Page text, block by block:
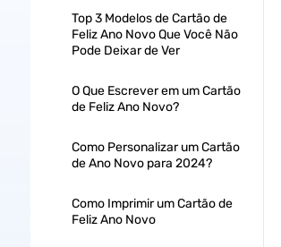
Top 3 Modelos de Cartão de
Feliz Ano Novo Que Você Não
Pode Deixar de Ver
O Que Escrever em um Cartão
de Feliz Ano Novo?
Como Personalizar um Cartão
de Ano Novo para 2024?
Como Imprimir um Cartão de
Feliz Ano Novo